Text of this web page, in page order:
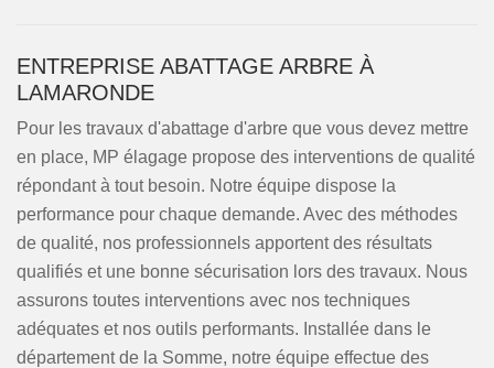
ENTREPRISE ABATTAGE ARBRE À
LAMARONDE
Pour les travaux d'abattage d'arbre que vous devez mettre
en place, MP élagage propose des interventions de qualité
répondant à tout besoin. Notre équipe dispose la
performance pour chaque demande. Avec des méthodes
de qualité, nos professionnels apportent des résultats
qualifiés et une bonne sécurisation lors des travaux. Nous
assurons toutes interventions avec nos techniques
adéquates et nos outils performants. Installée dans le
département de la Somme, notre équipe effectue des